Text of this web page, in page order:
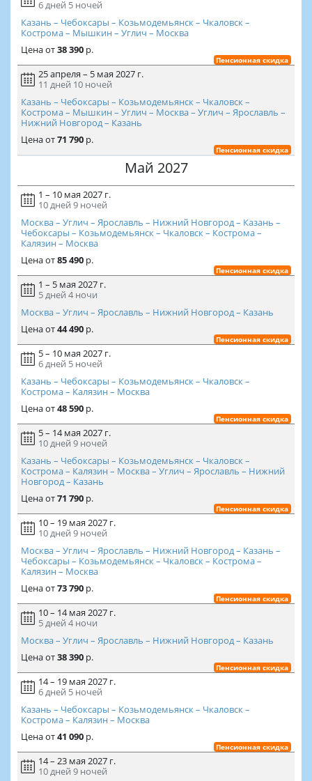
6 дней 5 ночей
Казань – Чебоксары – Козьмодемьянск – Чкаловск –
Кострома – Мышкин – Углич – Москва
Ценаот38 390р.
Пенсионная скидка
25 апреля – 5 мая 2027 г.
11 дней 10 ночей
Казань – Чебоксары – Козьмодемьянск – Чкаловск –
Кострома – Мышкин – Углич – Москва – Углич – Ярославль –
Нижний Новгород – Казань
Ценаот71 790р.
Пенсионная скидка
Май 2027
1 – 10 мая 2027 г.
10 дней 9 ночей
Москва – Углич – Ярославль – Нижний Новгород – Казань –
Чебоксары – Козьмодемьянск – Чкаловск – Кострома –
Калязин – Москва
Ценаот85 490р.
Пенсионная скидка
1 – 5 мая 2027 г.
5 дней 4 ночи
Москва – Углич – Ярославль – Нижний Новгород – Казань
Ценаот44 490р.
Пенсионная скидка
5 – 10 мая 2027 г.
6 дней 5 ночей
Казань – Чебоксары – Козьмодемьянск – Чкаловск –
Кострома – Калязин – Москва
Ценаот48 590р.
Пенсионная скидка
5 – 14 мая 2027 г.
10 дней 9 ночей
Казань – Чебоксары – Козьмодемьянск – Чкаловск –
Кострома – Калязин – Москва – Углич – Ярославль – Нижний
Новгород – Казань
Ценаот71 790р.
Пенсионная скидка
10 – 19 мая 2027 г.
10 дней 9 ночей
Москва – Углич – Ярославль – Нижний Новгород – Казань –
Чебоксары – Козьмодемьянск – Чкаловск – Кострома –
Калязин – Москва
Ценаот73 790р.
Пенсионная скидка
10 – 14 мая 2027 г.
5 дней 4 ночи
Москва – Углич – Ярославль – Нижний Новгород – Казань
Ценаот38 390р.
Пенсионная скидка
14 – 19 мая 2027 г.
6 дней 5 ночей
Казань – Чебоксары – Козьмодемьянск – Чкаловск –
Кострома – Калязин – Москва
Ценаот41 090р.
Пенсионная скидка
14 – 23 мая 2027 г.
10 дней 9 ночей